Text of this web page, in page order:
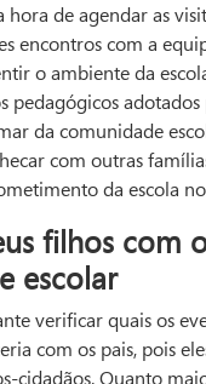
de agendar as
encontros com a
o ambiente da
pedagógicos
da comunidade
com outras
da escola
filhos com
escolar
verificar quais os
com os pais, pois
cidadãos. Quanto